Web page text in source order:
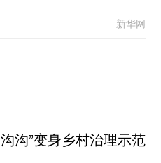
新华网
沟沟”变身乡村治理示范